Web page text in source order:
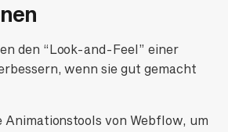
den “Look-and-Feel” einer
wenn sie gut gemacht
Animationstools von Webflow, um